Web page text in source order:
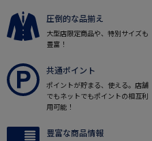
圧倒的な品揃え
大型店限定商品や、特別サイズも
豊富！
共通ポイント
ポイントが貯まる、使える。店舗
でもネットでもポイントの相互利
用可能！
豊富な商品情報